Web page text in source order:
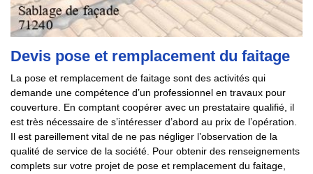
Devis pose et remplacement du faitage
La pose et remplacement de faitage sont des activités qui
demande une compétence d’un professionnel en travaux pour
couverture. En comptant coopérer avec un prestataire qualifié, il
est très nécessaire de s’intéresser d’abord au prix de l’opération.
Il est pareillement vital de ne pas négliger l’observation de la
qualité de service de la société. Pour obtenir des renseignements
complets sur votre projet de pose et remplacement du faitage,